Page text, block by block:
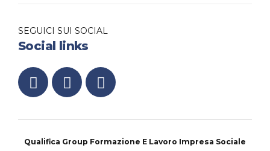
SEGUICI SUI SOCIAL
Social links
Qualifica Group Formazione E Lavoro Impresa Sociale